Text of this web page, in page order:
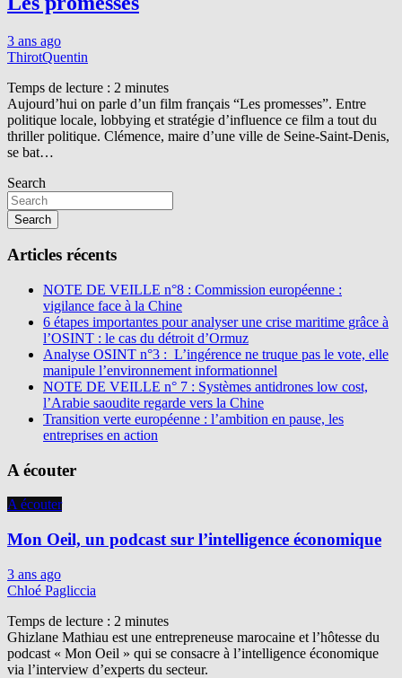
3 ans ago
ThirotQuentin
Temps de lecture : 2 minutes
Aujourd’hui on parle d’un film français “Les promesses”. Entre
politique locale, lobbying et stratégie d’influence ce film a tout du
thriller politique. Clémence, maire d’une ville de Seine-Saint-Denis,
se bat…
Search
Search
Articles récents
NOTE DE VEILLE n°8 : Commission européenne :
vigilance face à la Chine
6 étapes importantes pour analyser une crise maritime grâce à
l’OSINT : le cas du détroit d’Ormuz
Analyse OSINT n°3 : L’ingérence ne truque pas le vote, elle
manipule l’environnement informationnel
NOTE DE VEILLE n° 7 : Systèmes antidrones low cost,
l’Arabie saoudite regarde vers la Chine
Transition verte européenne : l’ambition en pause, les
entreprises en action
A écouter
A écouter
Mon Oeil, un podcast sur l’intelligence économique
3 ans ago
Chloé Pagliccia
Temps de lecture : 2 minutes
Ghizlane Mathiau est une entrepreneuse marocaine et l’hôtesse du
podcast « Mon Oeil » qui se consacre à l’intelligence économique
via l’interview d’experts du secteur.